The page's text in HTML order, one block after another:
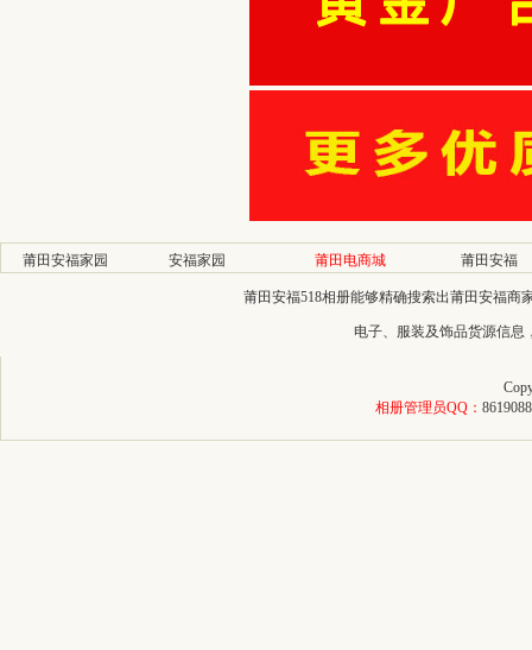
莆田安福家园 安福家园 莆田电商城 莆田安福
莆田安福518相册能够精确搜索出莆田安福商
电子、服装及饰品货源信
相册管理员QQ： 8619088